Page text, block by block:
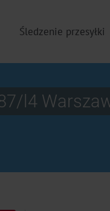
Śledzenie przesyłki
l4